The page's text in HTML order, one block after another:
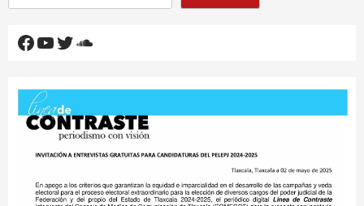
Facebook
YouTube
Twitter
SoundCloud